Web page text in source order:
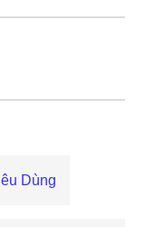
Dùng